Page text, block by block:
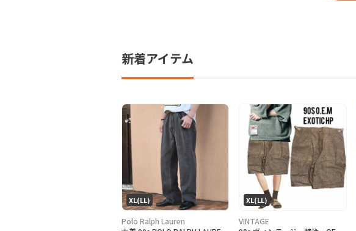
新着アイテム
XL(LL)
Polo Ralph Lauren
XL(LL)
VINTAGE